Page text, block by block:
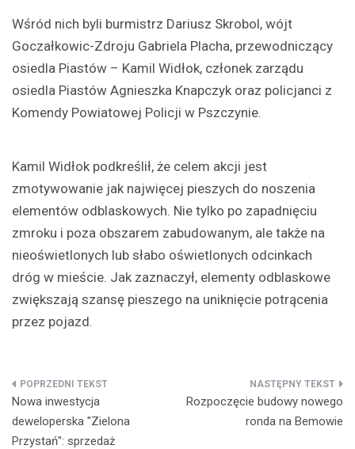
Wśród nich byli burmistrz Dariusz Skrobol, wójt
Goczałkowic-Zdroju Gabriela Placha, przewodniczący
osiedla Piastów – Kamil Widłok, członek zarządu
osiedla Piastów Agnieszka Knapczyk oraz policjanci z
Komendy Powiatowej Policji w Pszczynie.
Kamil Widłok podkreślił, że celem akcji jest
zmotywowanie jak najwięcej pieszych do noszenia
elementów odblaskowych. Nie tylko po zapadnięciu
zmroku i poza obszarem zabudowanym, ale także na
nieoświetlonych lub słabo oświetlonych odcinkach
dróg w mieście. Jak zaznaczył, elementy odblaskowe
zwiększają szansę pieszego na uniknięcie potrącenia
przez pojazd.
Nawigacja
wpisu
Nowa inwestycja
deweloperska "Zielona
Przystań": sprzedaż
Rozpoczęcie budowy nowego
ronda na Bemowie